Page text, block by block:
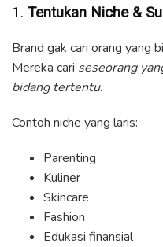
1. Tentukan Niche &
Brand gak cari orang yang
Mereka cari seseorang
bidang tertentu.
Contoh niche yang laris:
Parenting
Kuliner
Skincare
Fashion
Edukasi finansial